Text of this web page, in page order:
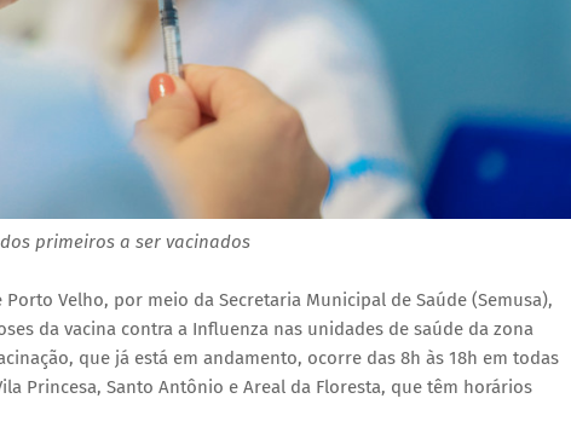
primeiros a ser vacinados
Porto Velho, por meio da Secretaria Municipal de Saúde (Semusa),
da vacina contra a Influenza nas unidades de saúde da zona
que já está em andamento, ocorre das 8h às 18h em todas
Princesa, Santo Antônio e Areal da Floresta, que têm horários